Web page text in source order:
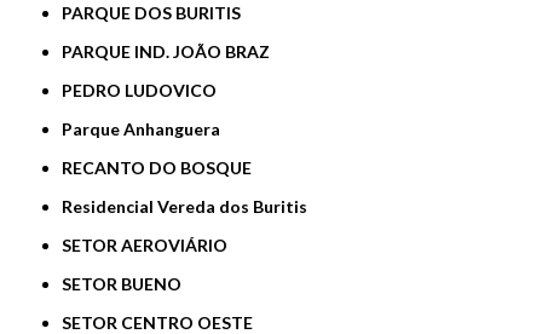
PARQUE DOS BURITIS
PARQUE IND. JOÃO BRAZ
PEDRO LUDOVICO
Parque Anhanguera
RECANTO DO BOSQUE
Residencial Vereda dos Buritis
SETOR AEROVIÁRIO
SETOR BUENO
SETOR CENTRO OESTE